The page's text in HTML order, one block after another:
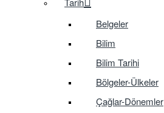
Belgeler
Bilim
Bilim Tarihi
Bölgeler-Ülkeler
Çağlar-Dönemler